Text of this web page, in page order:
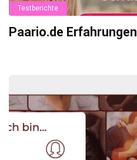
Testberichte
Paario.de Erfahrungen